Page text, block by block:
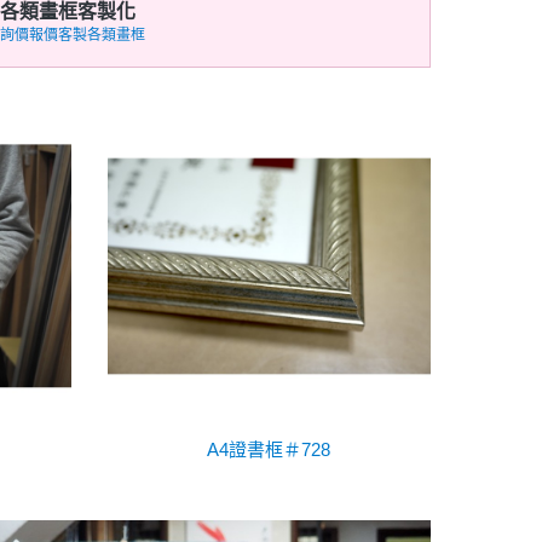
各類畫框客製化
詢價報價客製各類畫框
A4證書框＃728